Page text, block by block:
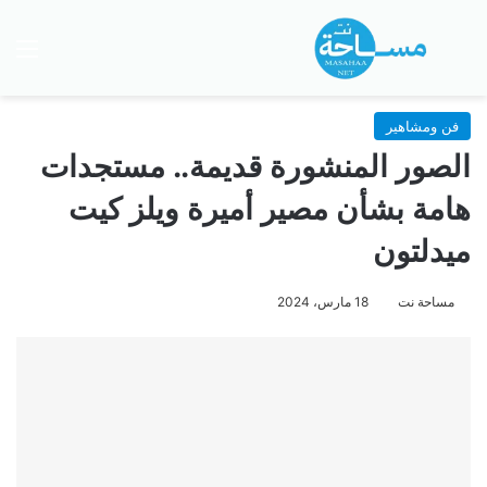
بحث عن
فن ومشاهير
الصور المنشورة قديمة.. مستجدات
هامة بشأن مصير أميرة ويلز كيت
ميدلتون
مساحة نت 18 مارس، 2024